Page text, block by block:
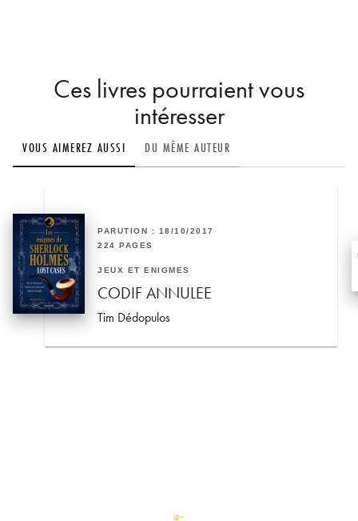
Ces livres pourraient vous
intéresser
VOUS AIMEREZ AUSSI DU MÊME AUTEUR
PARUTION : 18/10/2017
224 PAGES
JEUX ET ÉNIGMES
CODIF ANNULEE
Tim Dédopulos